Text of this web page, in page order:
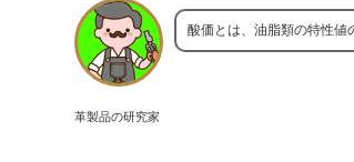
革製品の研究家
酸価とは、油脂類の特性値